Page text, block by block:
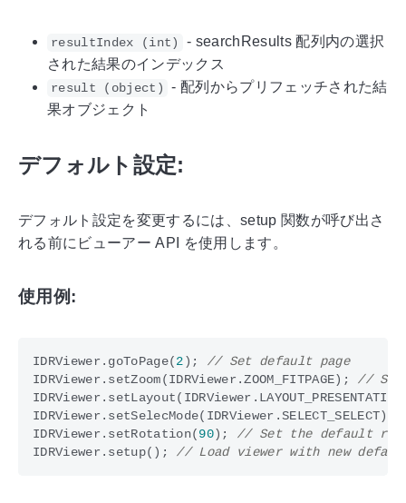
resultIndex (int)
- searchResults 配列内の選択
された結果のインデックス
result (object)
- 配列からプリフェッチされた結
果オブジェクト
デフォルト設定:
デフォルト設定を変更するには、setup 関数が呼び出さ
れる前にビューアー API を使用します。
使用例:
IDRViewer . goToPage(2);
// Set default page
IDRViewer . setZoom(IDRViewer .ZOOM_FITPAGE);
IDRViewer . setLayout( IDRViewer . LAYOUT_PRESENTATION
IDRViewer . setSelecMode( IDRViewer .SELECT_SELECT);
IDRViewer . setRotation(90);
IDRViewer . setup();